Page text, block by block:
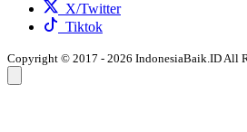
X/Twitter
Tiktok
Copyright © 2017 - 2026 IndonesiaBaik.ID All